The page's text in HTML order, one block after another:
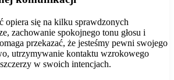
opiera się na kilku sprawdzonych
zachowanie spokojnego tonu głosu i
przekazać, że jesteśmy pewni swojego
utrzymywanie kontaktu wzrokowego
w swoich intencjach.